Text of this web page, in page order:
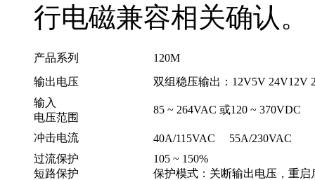
行电磁兼容相关确认。
产品系列
120M
输出电压
双组稳压输出：12V5V 24V12V
输入
电压范围
85 ~ 264VAC 或120 ~ 370VDC
冲击电流
40A/115VAC 55A/230VAC
过流保护
105 ~ 150%
短路保护
保护模式：关断输出电压，重启